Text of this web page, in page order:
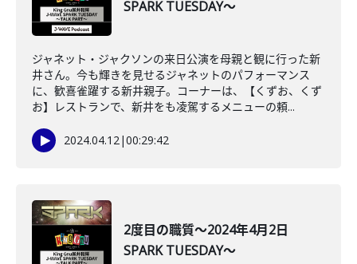
SPARK TUESDAY～
ジャネット・ジャクソンの来日公演を母親と観に行った新
井さん。今も輝きを見せるジャネットのパフォーマンス
に、歓喜雀躍する新井親子。コーナーは、【くずお、くず
お】レストランで、新井をも凌駕するメニューの頼...
2024.04.12|00:29:42
2度目の職質～2024年4月2日
SPARK TUESDAY～